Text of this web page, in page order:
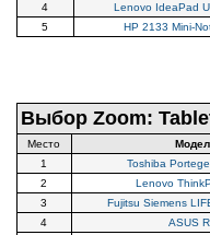
4
Lenovo IdeaPad
5
HP 2133 Mini-
Выбор Zoom:
Место
1
Toshiba
2
Lenovo
3
Fujitsu Siemens
4
ASUS